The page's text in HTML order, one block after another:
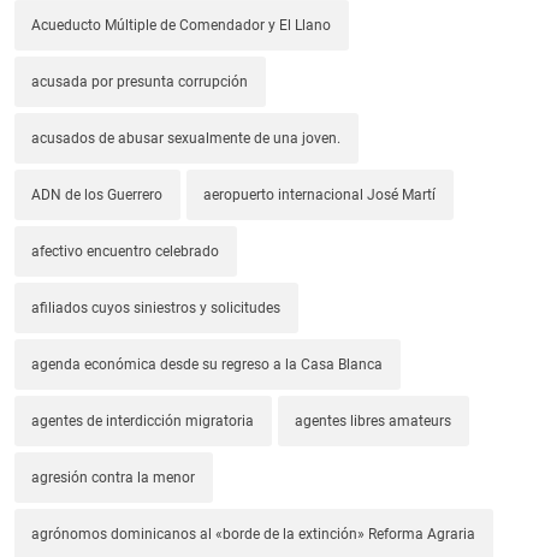
Acueducto Múltiple de Comendador y El Llano
acusada por presunta corrupción
acusados de abusar sexualmente de una joven.
ADN de los Guerrero aeropuerto internacional José Martí
afectivo encuentro celebrado
afiliados cuyos siniestros y solicitudes
agenda económica desde su regreso a la Casa Blanca
agentes de interdicción migratoria agentes libres amateurs
agresión contra la menor
agrónomos dominicanos al «borde de la extinción» Reforma Agraria